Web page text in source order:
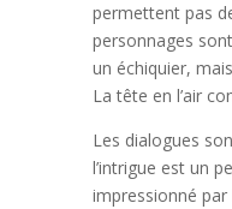
permettent pas
personnages
un échiquier,
La tête en l’air
Les dialogues
l’intrigue est un
impressionné